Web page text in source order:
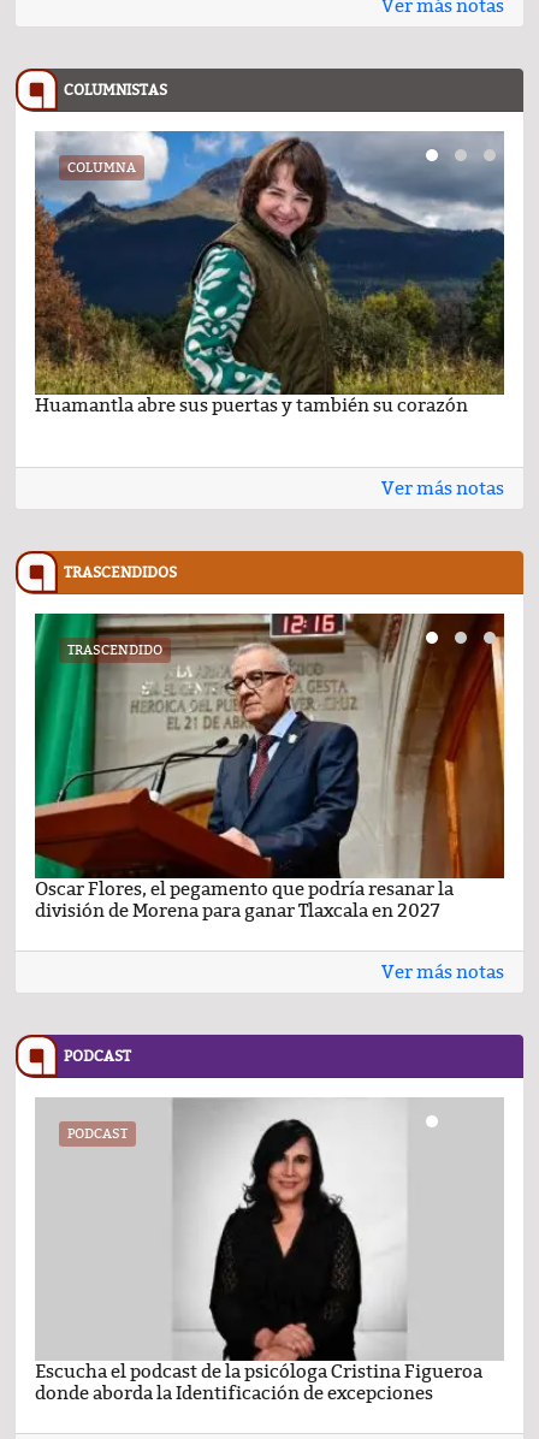
Ver más notas
COLUMNISTAS
COLUMNA
Huamantla abre sus puertas y también su corazón
Ver más notas
TRASCENDIDOS
TRASCENDIDO
Oscar Flores, el pegamento que podría resanar la
división de Morena para ganar Tlaxcala en 2027
Ver más notas
PODCAST
PODCAST
Escucha el podcast de la psicóloga Cristina Figueroa
donde aborda la Identificación de excepciones